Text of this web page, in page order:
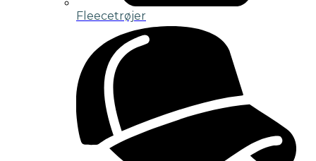
Fleecetrøjer